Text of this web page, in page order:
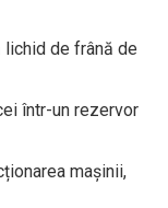
de frână de
într-un rezervor
mașinii,